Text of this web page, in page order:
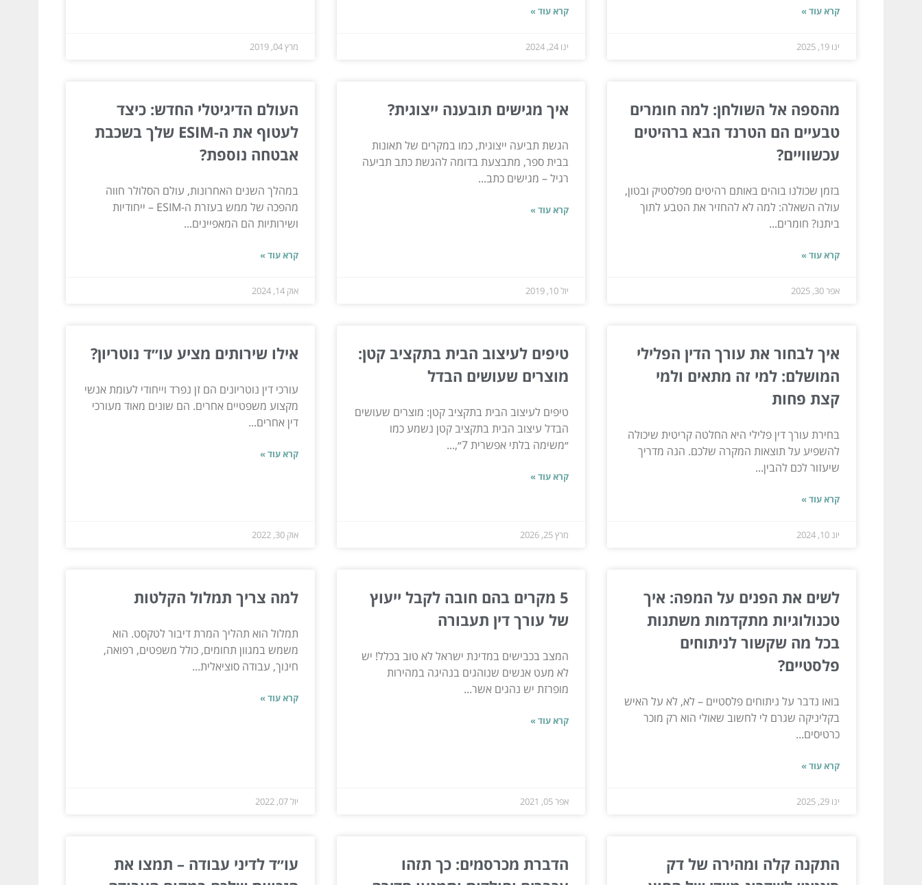
קרא עוד »
ינו 19, 2025
קרא עוד »
ינו 24, 2024 מרץ 04, 2019
מהספה אל השולחן: למה חומרים
טבעיים הם הטרנד הבא ברהיטים
עכשוויים?
בזמן שכולנו בוהים באותם רהיטים מפלסטיק ובטון,
עולה השאלה: למה לא להחזיר את הטבע לתוך
ביתנו? חומרים...
קרא עוד »
אפר 30, 2025
איך מגישים תובענה ייצוגית?
הגשת תביעה ייצוגית, כמו במקרים של תאונות
בבית ספר, מתבצעת בדומה להגשת כתב תביעה
רגיל – מגישים כתב...
קרא עוד »
יול 10, 2019
העולם הדיגיטלי החדש: כיצד
לעטוף את ה-ESIM שלך בשכבת
אבטחה נוספת?
במהלך השנים האחרונות, עולם הסלולר חווה
מהפכה של ממש בעזרת ה-ESIM – ייחודיות
ושירותיות הם המאפיינים...
קרא עוד »
אוק 14, 2024
איך לבחור את עורך הדין הפלילי
המושלם: למי זה מתאים ולמי
קצת פחות
בחירת עורך דין פלילי היא החלטה קריטית שיכולה
להשפיע על תוצאות המקרה שלכם. הנה מדריך
שיעזור לכם להבין...
קרא עוד »
יונ 10, 2024
טיפים לעיצוב הבית בתקציב קטן:
מוצרים שעושים הבדל
טיפים לעיצוב הבית בתקציב קטן: מוצרים שעושים
הבדל עיצוב הבית בתקציב קטן נשמע כמו
״משימה בלתי אפשרית 7״,...
קרא עוד »
מרץ 25, 2026
אילו שירותים מציע עו״ד נוטריון?
עורכי דין נוטריונים הם זן נפרד וייחודי לעומת אנשי
מקצוע משפטיים אחרים. הם שונים מאוד מעורכי
דין אחרים...
קרא עוד »
אוק 30, 2022
לשים את הפנים על המפה: איך
טכנולוגיות מתקדמות משתנות
בכל מה שקשור לניתוחים
פלסטיים?
בואו נדבר על ניתוחים פלסטיים – לא, לא על האיש
בקליניקה שגרם לי לחשוב שאולי הוא רק מוכר
כרטיסים...
קרא עוד »
ינו 29, 2025
5 מקרים בהם חובה לקבל ייעוץ
של עורך דין תעבורה
המצב בכבישים במדינת ישראל לא טוב בכלל! יש
לא מעט אנשים שנוהגים בנהיגה במהירות
מופרזת יש נהגים אשר...
קרא עוד »
אפר 05, 2021
למה צריך תמלול הקלטות
תמלול הוא תהליך המרת דיבור לטקסט. הוא
משמש במגוון תחומים, כולל משפטים, רפואה,
חינוך, עבודה סוציאלית...
קרא עוד »
יול 07, 2022
התקנה קלה ומהירה של דק
הדברת מכרסמים: כך תזהו
עו״ד לדיני עבודה – תמצו את